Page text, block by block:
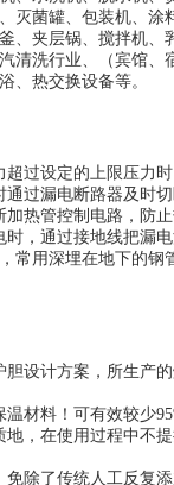
灭菌罐、包装机、涂
、夹层锅、搅拌机、
汽清洗行业、（宾馆
、热交换设备等。
过设定的上限压力
过漏电断路器及时切
热管控制电路，防
，通过接地线把漏
常用深埋在地下的钢
设计方案，所生产
材料！可有效较少
，在使用过程中不
除了传统人工反复